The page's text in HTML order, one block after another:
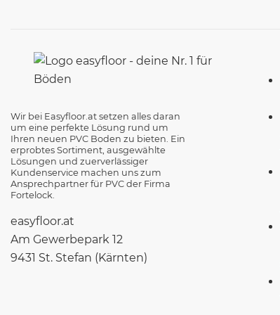
Wir bei Easyfloor.at setzen alles daran
um eine perfekte Lösung rund um
Ihren neuen PVC Boden zu bieten. Ein
erprobtes Sortiment, ausgewählte
Lösungen und zuerverlässiger
Kundenservice machen uns zum
Ansprechpartner für PVC der Firma
Fortelock.
easyfloor.at
Am Gewerbepark 12
9431 St. Stefan (Kärnten)